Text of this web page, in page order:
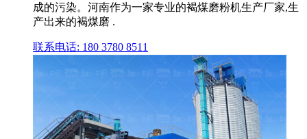
成的污染。河南作为一家专业的褐煤磨粉机生产厂家,生
产出来的褐煤磨 .
联系电话: 180 3780 8511